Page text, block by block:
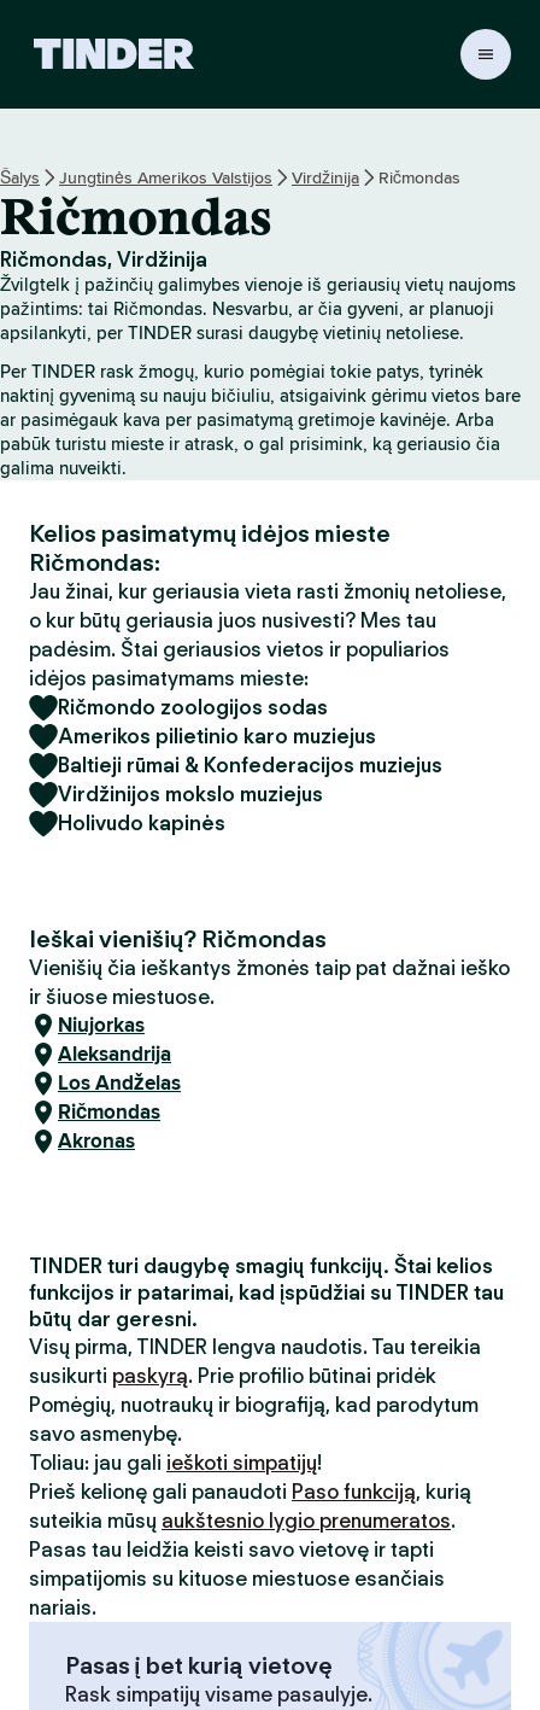
R
p
a
g
r
i
n
n
i
s
Šalys Jungtinės Amerikos Valstijos Virdžinija Ričmondas
Ričmondas
Ričmondas, Virdžinija
Žvilgtelk į pažinčių galimybes vienoje iš geriausių vietų naujoms
pažintims: tai Ričmondas. Nesvarbu, ar čia gyveni, ar planuoji
apsilankyti, per TINDER surasi daugybę vietinių netoliese.
Per TINDER rask žmogų, kurio pomėgiai tokie patys, tyrinėk
naktinį gyvenimą su nauju bičiuliu, atsigaivink gėrimu vietos bare
ar pasimėgauk kava per pasimatymą gretimoje kavinėje. Arba
pabūk turistu mieste ir atrask, o gal prisimink, ką geriausio čia
galima nuveikti.
Kelios pasimatymų idėjos mieste
Ričmondas:
Jau žinai, kur geriausia vieta rasti žmonių netoliese,
o kur būtų geriausia juos nusivesti? Mes tau
padėsim. Štai geriausios vietos ir populiarios
idėjos pasimatymams mieste:
Ričmondo zoologijos sodas
Amerikos pilietinio karo muziejus
Baltieji rūmai & Konfederacijos muziejus
Virdžinijos mokslo muziejus
Holivudo kapinės
Ieškai vienišių? Ričmondas
Vienišių čia ieškantys žmonės taip pat dažnai ieško
ir šiuose miestuose.
Niujorkas
Aleksandrija
Los Andželas
Ričmondas
Akronas
TINDER turi daugybę smagių funkcijų. Štai kelios
funkcijos ir patarimai, kad įspūdžiai su TINDER tau
būtų dar geresni.
Visų pirma, TINDER lengva naudotis. Tau tereikia
susikurti paskyrą. Prie profilio būtinai pridėk
Pomėgių, nuotraukų ir biografiją, kad parodytum
savo asmenybę.
Toliau: jau gali ieškoti simpatijų!
Prieš kelionę gali panaudoti Paso funkciją, kurią
suteikia mūsų aukštesnio lygio prenumeratos.
Pasas tau leidžia keisti savo vietovę ir tapti
simpatijomis su kituose miestuose esančiais
nariais.
Pasas į bet kurią vietovę
Rask simpatijų visame pasaulyje.